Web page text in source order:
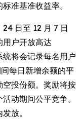
准基准收益率。
日至 12 月 7 日
户开放高达
将会记录每名用户
每日新增余额的平
投份额。奖励将按
动期间公平竞争。
放。